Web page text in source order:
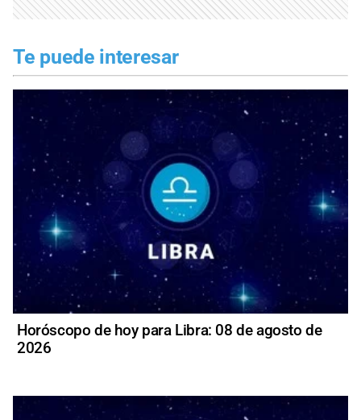
Te puede interesar
Horóscopo de hoy para Libra: 08 de agosto de
2026